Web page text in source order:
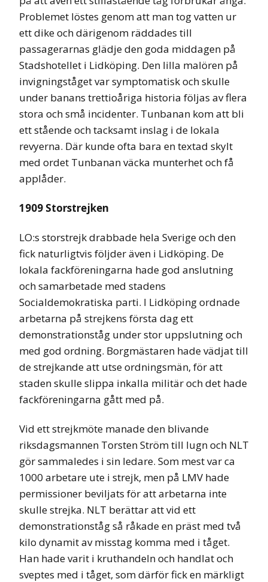
Problemet löstes genom att man tog vatten ur
ett dike och därigenom räddades till
passagerarnas glädje den goda middagen på
Stadshotellet i Lidköping. Den lilla malören på
invigningståget var symptomatisk och skulle
under banans trettioåriga historia följas av flera
stora och små incidenter. Tunbanan kom att bli
ett stående och tacksamt inslag i de lokala
revyerna. Där kunde ofta bara en textad skylt
med ordet Tunbanan väcka munterhet och få
applåder.
1909 Storstrejken
LO:s storstrejk drabbade hela Sverige och den
fick naturligtvis följder även i Lidköping. De
lokala fackföreningarna hade god anslutning
och samarbetade med stadens
Socialdemokratiska parti. I Lidköping ordnade
arbetarna på strejkens första dag ett
demonstrationståg under stor uppslutning och
med god ordning. Borgmästaren hade vädjat till
de strejkande att utse ordningsmän, för att
staden skulle slippa inkalla militär och det hade
fackföreningarna gått med på.
Vid ett strejkmöte manade den blivande
riksdagsmannen Torsten Ström till lugn och NLT
gör sammaledes i sin ledare. Som mest var ca
1000 arbetare ute i strejk, men på LMV hade
permissioner beviljats för att arbetarna inte
skulle strejka. NLT berättar att vid ett
demonstrationståg så råkade en präst med två
kilo dynamit av misstag komma med i tåget.
Han hade varit i kruthandeln och handlat och
sveptes med i tåget, som därför fick en märkligt